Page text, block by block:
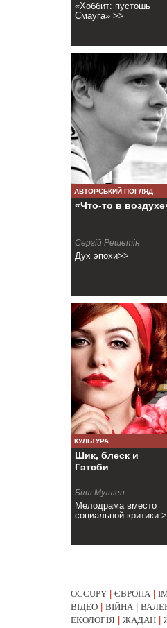
«Хоббит: пустошь
Смауга» >>
АВТОРСЬКИЙ ПОГЛЯД
«Что-то в
Сергій Решетін
Дух эпохи>>
КУЛЬТУРА
Шик, блеск и
Гэтсби
Білл Муллен
Мелодрама вместо
социальной критики
OCCUPY ЄВРОПА
ВІДЕО
ВІЙНА
ЕКОЛОГІЯ
ЖАДАН